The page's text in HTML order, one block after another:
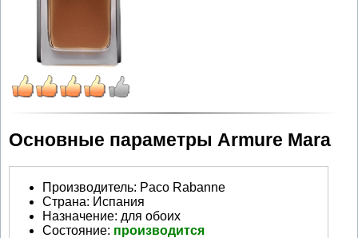
Основные параметры Armure Mara
Производитель: Paco Rabanne
Страна: Испания
Назначение: для обоих
Состояние: производится